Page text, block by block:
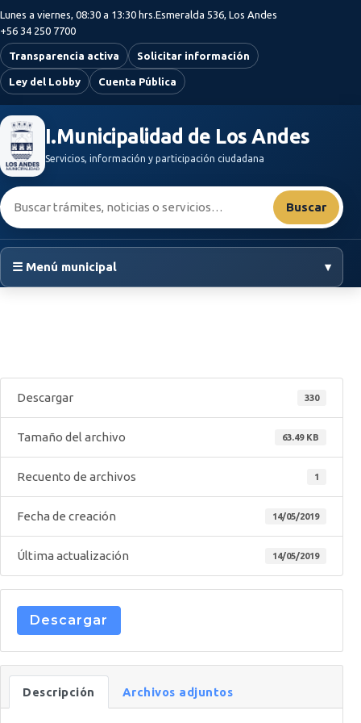
Saltar al contenido principal
Lunes a viernes, 08:30 a 13:30 hrs.Esmeralda 536, Los Andes
+56 34 250 7700
Transparencia activa Solicitar información
Ley del Lobby Cuenta Pública
I.Municipalidad de Los Andes
Servicios, información y participación ciudadana
Buscar:
Buscar
☰ Menú municipal ▾
Descargar 330
Tamaño del archivo 63.49 KB
Recuento de archivos 1
Fecha de creación 14/05/2019
Última actualización 14/05/2019
Descargar
Descripción Archivos adjuntos